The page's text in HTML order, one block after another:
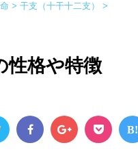
> 干支（十干十二支） >
性格や特徴
B!